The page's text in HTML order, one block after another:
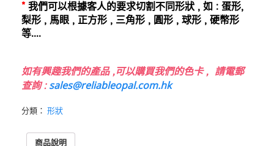
* 我們可以根據客人的要求切割不同形狀 , 如 : 蛋形,
梨形 , 馬眼 , 正方形 , 三角形 , 圓形 , 球形 , 硬幣形
等….
如有興趣我們的產品 ,可以購買我們的色卡 , 請電郵
查詢 : sales@reliableopal.com.hk
分類： 形狀
商品說明